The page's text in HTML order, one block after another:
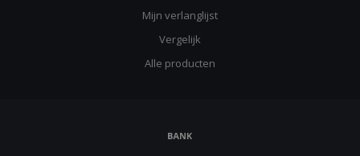
Mijn verlanglijst
Vergelijk
Alle producten